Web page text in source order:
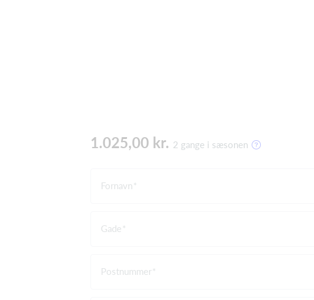
1.025,00 kr. 2 gange i sæsonen
Fornavn
Gade
Postnummer